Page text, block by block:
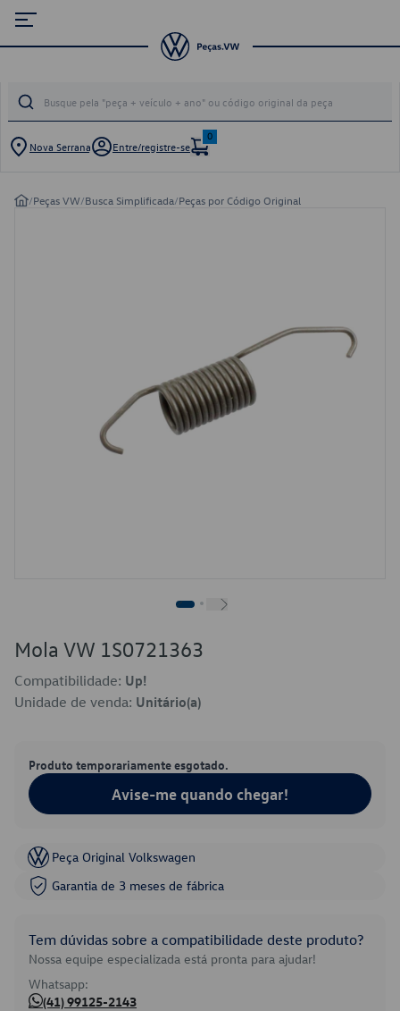
Nova Serrana Entre/registre-se
0
/Peças VW/Busca Simplificada/Peças por Código Original
Mola VW 1S0721363
Compatibilidade: Up!
Unidade de venda: Unitário(a)
Produto temporariamente esgotado.
Avise-me quando chegar!
Peça Original Volkswagen
Garantia de 3 meses de fábrica
Tem dúvidas sobre a compatibilidade deste produto?
Nossa equipe especializada está pronta para ajudar!
Whatsapp:
(41) 99125-2143